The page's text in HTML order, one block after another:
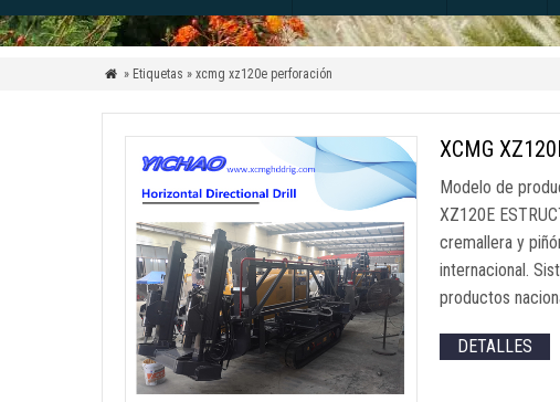
 » Etiquetas » xcmg xz120e perforación
XCMG
Modelo de
XZ120E
cremallera y
internacional.
productos
DETALLES